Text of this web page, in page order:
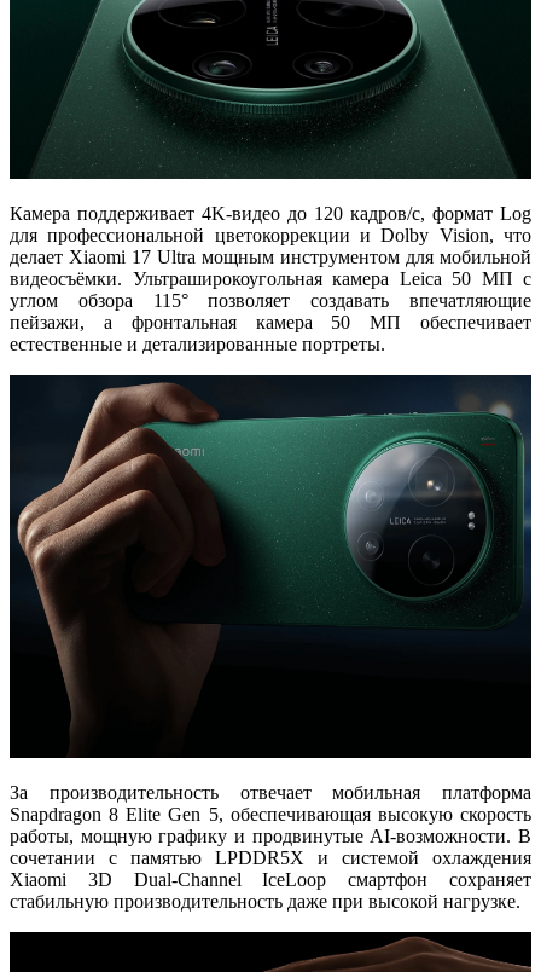
Камера поддерживает 4K-видео до 120 кадров/с, формат Log
для профессиональной цветокоррекции иDolby Vision, что
делает Xiaomi 17 Ultra мощным инструментом для мобильной
видеосъёмки. Ультраширокоугольная камера Leica 50 МП с
углом обзора 115° позволяет создавать впечатляющие
пейзажи, а фронтальная камера 50 МП обеспечивает
естественные и детализированные портреты.
За производительность отвечает мобильная платформа
Snapdragon 8 Elite Gen 5, обеспечивающая высокую скорость
работы, мощную графику и продвинутые AI-возможности. В
сочетании с памятью LPDDR5X и системой охлаждения
Xiaomi 3D Dual-Channel IceLoop смартфон сохраняет
стабильную производительность даже при высокой нагрузке.